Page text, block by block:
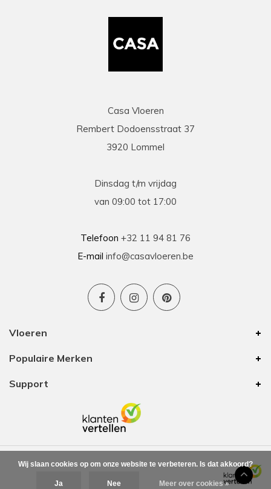
Casa Vloeren
Rembert Dodoensstraat 37
3920 Lommel
Dinsdag t/m vrijdag
van 09:00 tot 17:00
Telefoon +32 11 94 81 76
E-mail info@casavloeren.be
Vloeren
Populaire Merken
Support
Wij slaan cookies op om onze website te verbeteren. Is dat akkoord?
Ja Nee Meer over cookies »